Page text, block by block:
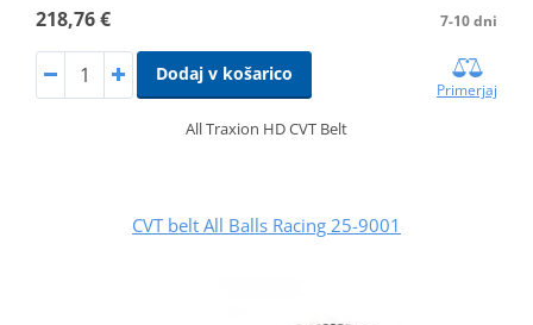
218,76 € 7-10 dni
Dodaj v košarico
Primerjaj
All Traxion HD CVT Belt
CVT belt All Balls Racing 25-9001